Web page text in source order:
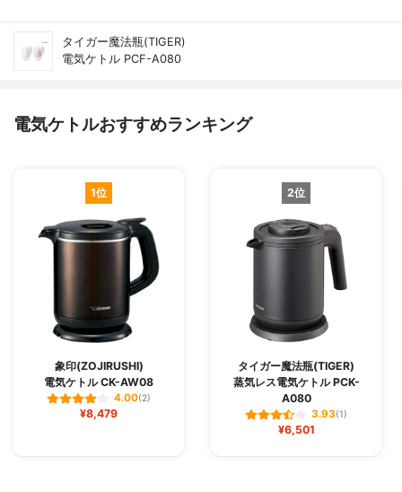
タイガー魔法瓶(TIGER)
電気ケトル PCF-A080
電気ケトルおすすめランキング
1位
象印(ZOJIRUSHI)
電気ケトル CK-AW08
4.00(2)
¥8,479
2位
タイガー魔法瓶(TIGER)
蒸気レス電気ケトル PCK-
A080
3.93(1)
¥6,501